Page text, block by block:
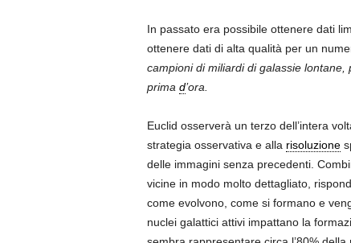
In passato era possibile ottenere dati
ottenere dati di alta qualità per un
campioni di miliardi di galassie
prima d’ora.
Euclid osserverà un terzo dell’intera
strategia osservativa e alla risoluzione
delle immagini senza precedenti.
vicine in modo molto dettagliato,
come evolvono, come si formano e
nuclei galattici attivi impattano la